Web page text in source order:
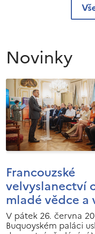
Novinky
Francouzské
velvyslanectví
mladé vědce a
V pátek 26. června
Buquoyském paláci